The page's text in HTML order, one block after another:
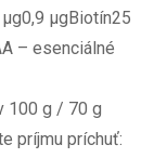
µgBiotín25
– esenciálné
100 g / 70 g
príjmu príchuť: